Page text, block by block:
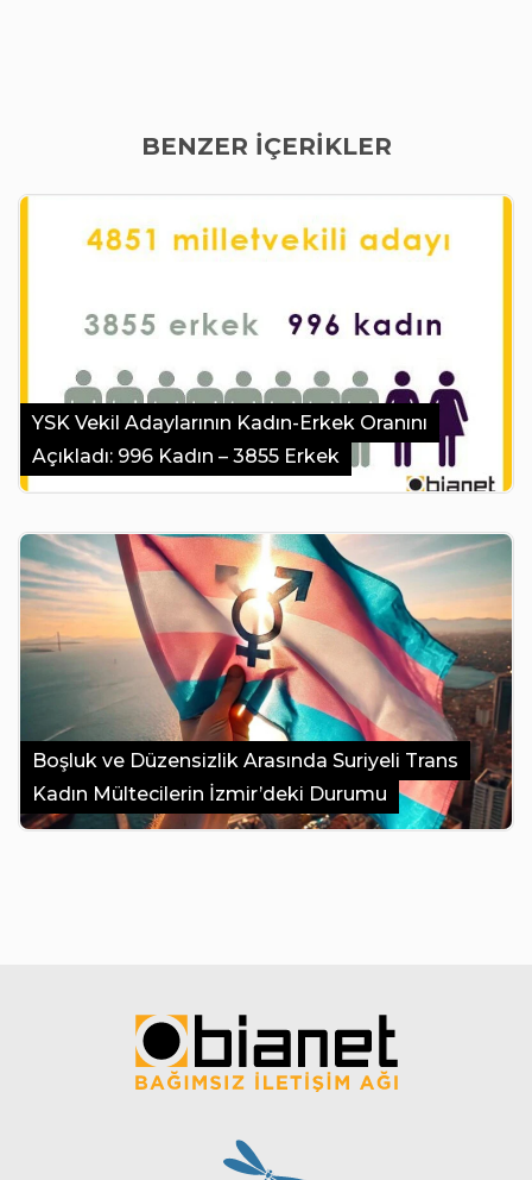
BENZER İÇERİKLER
YSK Vekil Adaylarının Kadın-Erkek Oranını
Açıkladı: 996 Kadın – 3855 Erkek
Boşluk ve Düzensizlik Arasında Suriyeli Trans
Kadın Mültecilerin İzmir’deki Durumu